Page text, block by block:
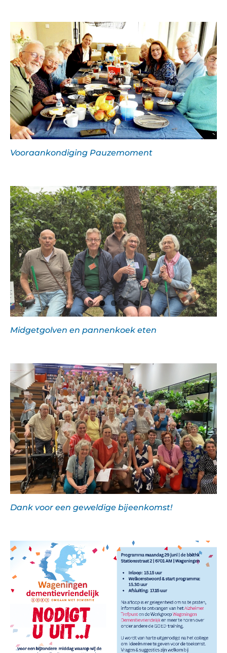
Vooraankondiging Pauzemoment
Midgetgolven en pannenkoek eten
Dank voor een geweldige bijeenkomst!